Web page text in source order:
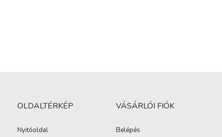
OLDALTÉRKÉP
Nyitóoldal
VÁSÁRLÓI FIÓK
Belépés